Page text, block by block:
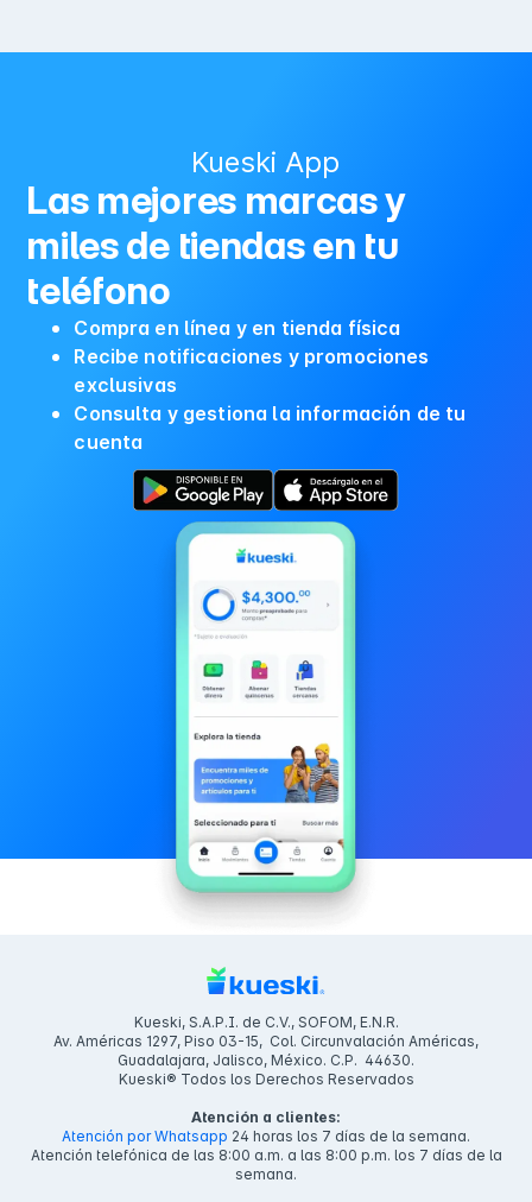
Kueski App
Las mejores marcas y
miles de tiendas en tu
teléfono
Compra en línea y en tienda física
Recibe notificaciones y promociones
exclusivas
Consulta y gestiona la información de tu
cuenta
Kueski, S.A.P.I. de C.V., SOFOM, E.N.R.
Av. Américas 1297, Piso 03-15, Col. Circunvalación Américas,
Guadalajara, Jalisco, México. C.P. 44630.
Kueski® Todos los Derechos Reservados
Atención a clientes:
Atención por Whatsapp 24 horas los 7 días de la semana.
Atención telefónica de las 8:00 a.m. a las 8:00 p.m. los 7 días de la
semana.